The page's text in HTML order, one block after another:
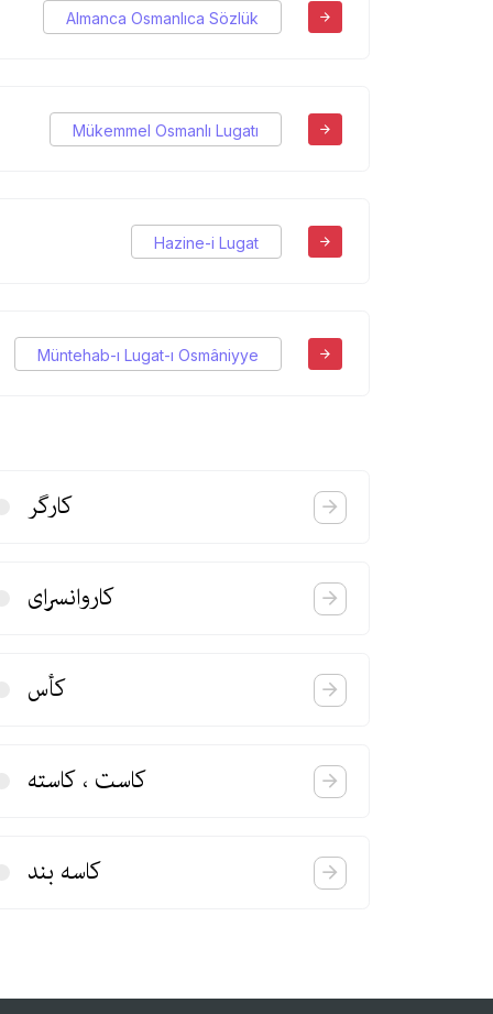
Almanca Osmanlıca Sözlük
Mükemmel Osmanlı Lugatı
Hazine-i Lugat
Müntehab-ı Lugat-ı Osmâniyye
كارگر
كاروانسرای
كأس
كاست ، كاسته
كاسه بند